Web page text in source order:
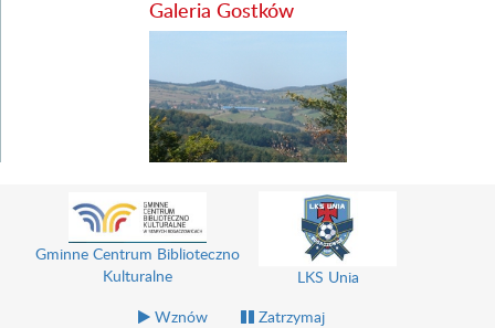
Galeria Gostków
Gminne Centrum Biblioteczno
Kulturalne
LKS Unia
Wznów
Zatrzymaj